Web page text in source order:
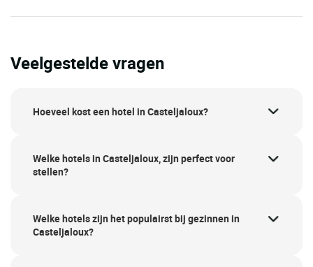
Veelgestelde vragen
Hoeveel kost een hotel in Casteljaloux?
Welke hotels in Casteljaloux, zijn perfect voor
stellen?
Welke hotels zijn het populairst bij gezinnen in
Casteljaloux?